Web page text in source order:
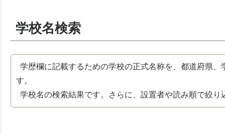
学校名検索
学歴欄に記載するための学校の正式名称を、都道府県
す。
学校名の検索結果です。さらに、設置者や読み順で絞り